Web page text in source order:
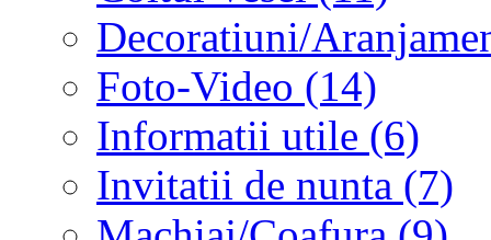
Decoratiuni/
Foto-Video (14)
Informatii utile (6)
Invitatii de nunta (7)